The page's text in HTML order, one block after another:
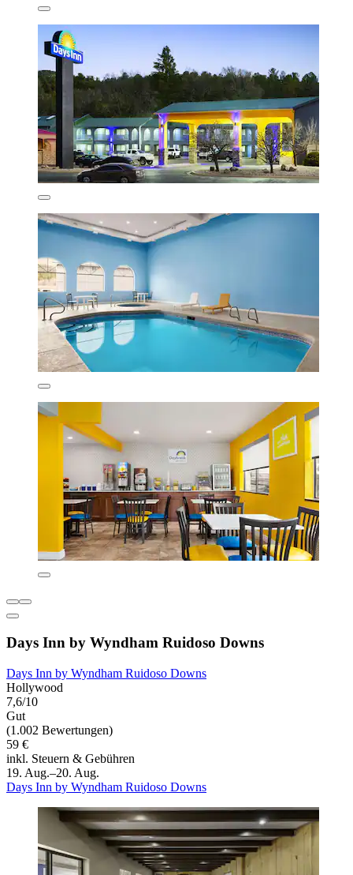
Days Inn by Wyndham Ruidoso Downs
Days Inn by Wyndham Ruidoso Downs
Hollywood
7,6/10
Gut
(1.002 Bewertungen)
59 €
inkl. Steuern & Gebühren
19. Aug.–20. Aug.
Days Inn by Wyndham Ruidoso Downs